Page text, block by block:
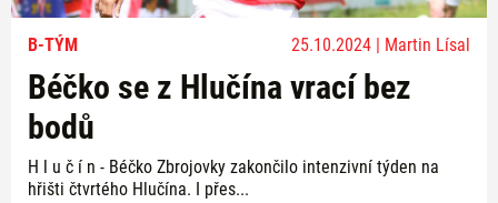
B-TÝM 25.10.2024 | Martin Lísal
Béčko se z Hlučína vrací bez
bodů
H l u č í n - Béčko Zbrojovky zakončilo intenzivní týden na
hřišti čtvrtého Hlučína. I přes...